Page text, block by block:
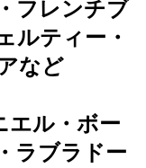
フレンチブ
ルティー・
など
エル・ボー
ラブラドー